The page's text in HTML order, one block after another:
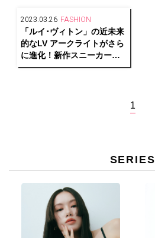
2023.03.26 FASHION
「ルイ･ヴィトン」の近未来
的なLV アークライトがさら
に進化！新作スニーカーが
発売
1
SERIES